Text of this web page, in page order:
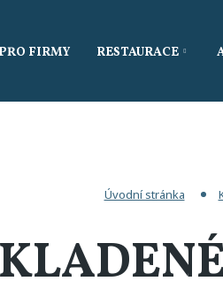
PRO FIRMY RESTAURACE
Úvodní stránka